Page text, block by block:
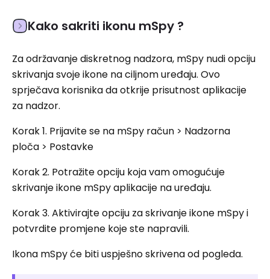
Kako sakriti ikonu mSpy ?
Za održavanje diskretnog nadzora, mSpy nudi opciju
skrivanja svoje ikone na ciljnom uređaju. Ovo
sprječava korisnika da otkrije prisutnost aplikacije
za nadzor.
Korak 1. Prijavite se na mSpy račun > Nadzorna
ploča > Postavke
Korak 2. Potražite opciju koja vam omogućuje
skrivanje ikone mSpy aplikacije na uređaju.
Korak 3. Aktivirajte opciju za skrivanje ikone mSpy i
potvrdite promjene koje ste napravili.
Ikona mSpy će biti uspješno skrivena od pogleda.